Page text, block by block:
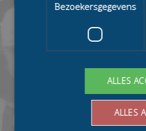
Bezoekersgegevens
ALLES
ALLES